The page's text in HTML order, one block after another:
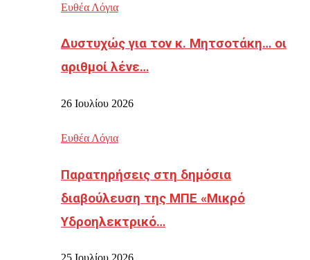
Ευθέα Λόγια
Δυστυχώς για τον κ. Μητσοτάκη… οι
αριθμοί λένε…
26 Ιουλίου 2026
Ευθέα Λόγια
Παρατηρήσεις στη δημόσια
διαβούλευση της ΜΠΕ «Μικρό
Υδροηλεκτρικό…